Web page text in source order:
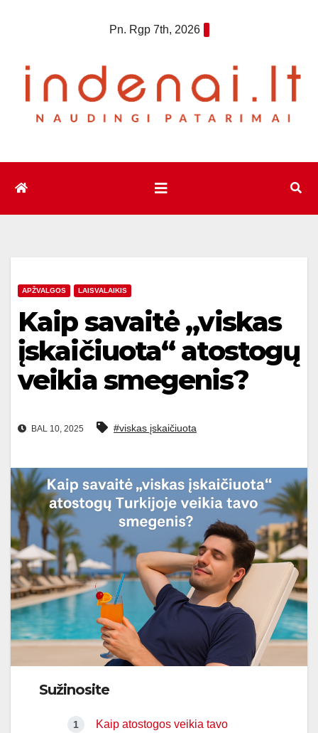
Pn. Rgp 7th, 2026
APŽVALGOS LAISVALAIKIS
Kaip savaitė „viskas
įskaičiuota“ atostogų
veikia smegenis?
BAL 10, 2025 #viskas įskaičiuota
Sužinosite
Kaip atostogos veikia tavo